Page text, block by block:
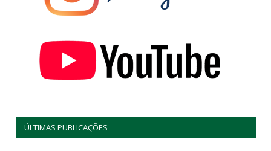
ÚLTIMAS PUBLICAÇÕES